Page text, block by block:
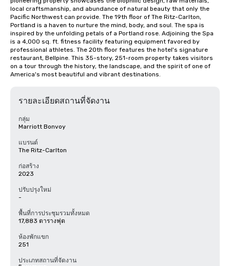
local craftsmanship, and abundance of natural beauty that only the
Pacific Northwest can provide. The 19th floor of The Ritz-Carlton,
Portland is a haven to nurture the mind, body, and soul. The spa is
inspired by the unfolding petals of a Portland rose. Adjoining the Spa
is a 4,000 sq. ft. fitness facility featuring equipment favored by
professional athletes. The 20th floor features the hotel's signature
restaurant, Bellpine. This 35-story, 251-room property takes visitors
on a tour through the history, the landscape, and the spirit of one of
America's most beautiful and vibrant destinations.
รายละเอียดสถานที่จัดงาน
กลุ่ม
Marriott Bonvoy
แบรนด์
The Ritz-Carlton
ก่อสร้าง
2023
ปรับปรุงใหม่
-
พื้นที่การประชุมรวมทั้งหมด
17,883 ตารางฟุต
ห้องพักแขก
251
ประเภทสถานที่จัดงาน